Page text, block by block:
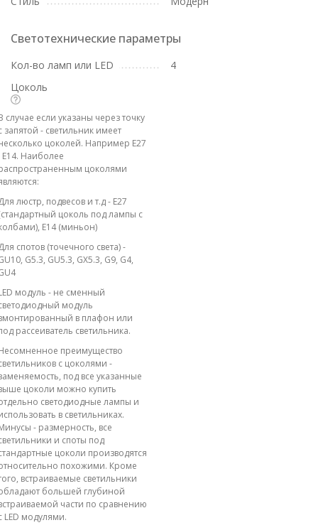
Светотехнические параметры
Кол-во ламп или LED
4
Цоколь
случае если указаны через точку
запятой - светильник имеет
цоколей. Например E27
E14. Наиболее
цоколями
люстр, подвесов и т.д - E27
цоколь под лампы с
E14 (миньон)
спотов (точечного света) -
G5.3, GU5.3, GX5.3, G9, G4,
модуль - не сменный
модуль
в плафон или
рассеиватель светильника.
преимущество
с цоколями -
под все указанные
цоколи можно купить
светодиодные лампы и
в светильниках.
- размерность, все
и споты под
цоколи производятся
похожими. Кроме
встраиваемые светильники
большей глубиной
части по сравнению
LED модулями.